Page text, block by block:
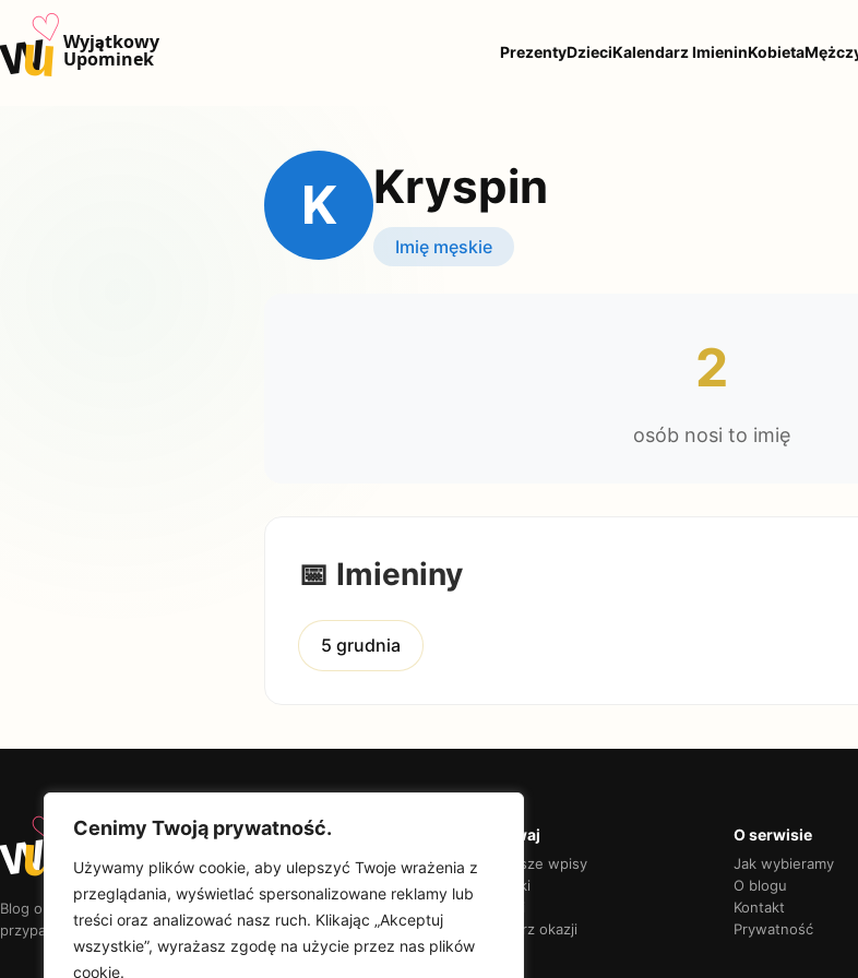
Cenimy Twoją prywatność.
Używamy plików cookie, aby ulepszyć Twoje wrażenia z
przeglądania, wyświetlać spersonalizowane reklamy lub
treści oraz analizować nasz ruch. Klikając „Akceptuj
wszystkie”, wyrażasz zgodę na użycie przez nas plików
cookie.
u♡Wyjątkowy
Upominek PrezentyDzieciKalendarz ImieninKobieta
K Kryspin
Imię męskie
2
osób nosi to imię
📅 Imieniny
5 grudnia
u
♡ Wyjątkowy
Upominek
Blog o prezentach, w których liczy się myśl — nie
przypadkowy produkt.
Odkrywaj
Najnowsze wpisy
Poradniki
Kalendarz okazji
O serwisie
Jak wybieramy
O blogu
Kontakt
Prywatność